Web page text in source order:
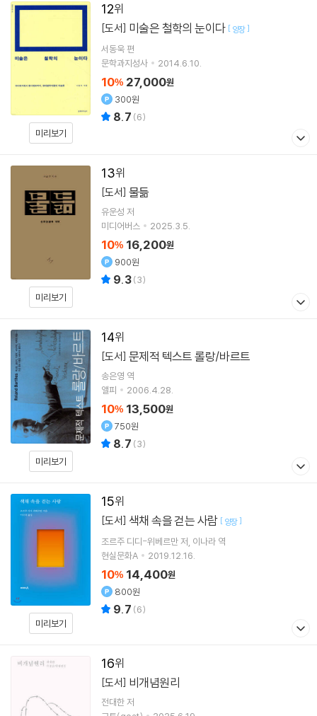
12
미리보기
[도서] 미술은 철학의 눈이다 [ 양장]
서동욱 편
문학과지성사
2014.6.10.
10% 27,000원
300원
8.7 (6)
13
미리보기
[도서] 물듦
유운성 저
미디어버스
2025.3.5.
10% 16,200원
900원
9.3(3)
14
미리보기
[도서] 문제적 텍스트 롤랑/바르트
송은영 역
앨피
2006.4.28.
10% 13,500원
750원
8.7 (3)
15
미리보기
[도서] 색채 속을 걷는 사람 [ 양장]
조르주 디디-위베르만저 이나라 역
현실문화A
2019.12.16.
10% 14,400원
800원
9.7 (6)
16
[도서] 비개념원리
전대한저